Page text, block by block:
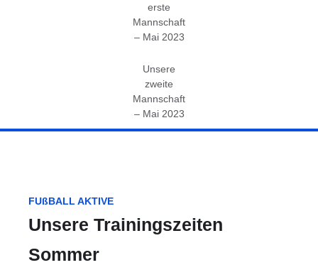
erste
Mannschaft
– Mai 2023
Unsere
zweite
Mannschaft
– Mai 2023
FUßBALL AKTIVE
Unsere Trainingszeiten
Sommer